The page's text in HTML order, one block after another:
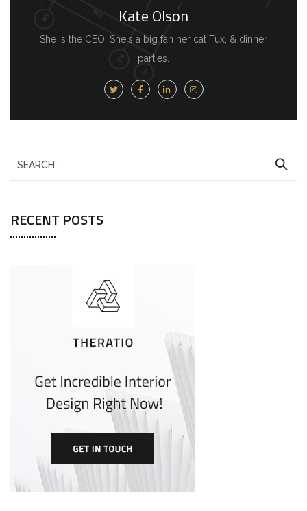
Kate Olson
She is the CEO. She's a big fan her cat Tux, & dinner
parties.
RECENT POSTS